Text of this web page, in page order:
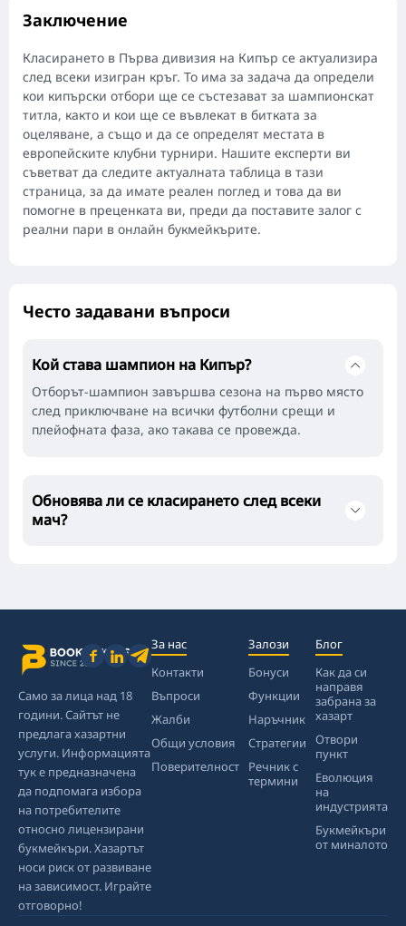
Заключение
Класирането в Първа дивизия на Кипър се актуализира
след всеки изигран кръг. То има за задача да определи
кои кипърски отбори ще се състезават за шампионскат
титла, както и кои ще се въвлекат в битката за
оцеляване, а също и да се определят местата в
европейските клубни турнири. Нашите експерти ви
съветват да следите актуалната таблица в тази
страница, за да имате реален поглед и това да ви
помогне в преценката ви, преди да поставите залог с
реални пари в онлайн букмейкърите.
Често задавани въпроси
Кой става шампион на Кипър?
Отборът-шампион завършва сезона на първо място
след приключване на всички футболни срещи и
плейофната фаза, ако такава се провежда.
Обновява ли се класирането след всеки
мач?
Само за лица над 18
години. Сайтът не
предлага хазартни
услуги. Информацията
тук е предназначена
да подпомага избора
на потребителите
относно лицензирани
букмейкъри. Хазартът
носи риск от развиване
на зависимост. Играйте
отговорно!
За нас
Контакти
Въпроси
Жалби
Общи условия
Поверителност
Залози
Бонуси
Функции
Наръчник
Стратегии
Речник с
термини
Блог
Как да си
направя
забрана за
хазарт
Отвори
пункт
Еволюция
на
индустрията
Букмейкъри
от миналото